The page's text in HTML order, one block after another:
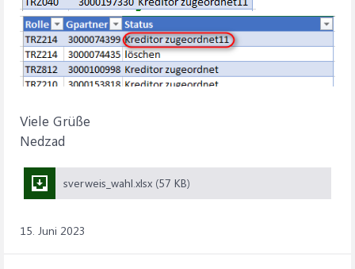
Viele Grüße
Nedzad
sverweis_wahl.xlsx (57 KB)
15. Juni 2023